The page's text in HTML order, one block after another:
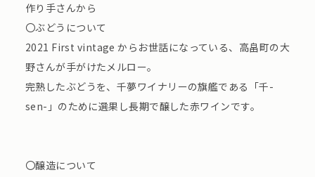
作り手さんから
〇ぶどうについて
2021 First vintage からお世話になっている、高畠町の大
野さんが手がけたメルロー。
完熟したぶどうを、千夢ワイナリーの旗艦である「千-
sen-」のために選果し長期で醸した赤ワインです。
〇醸造について